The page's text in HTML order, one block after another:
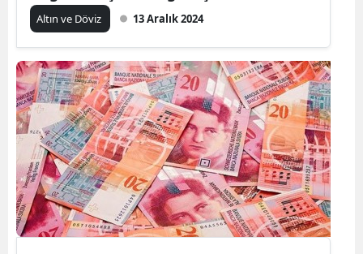
Altın ve Döviz 13 Aralık 2024